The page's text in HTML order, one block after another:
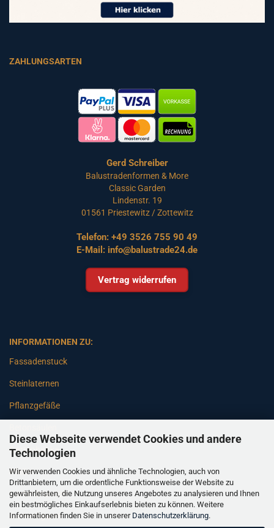
Diese Webseite verwendet Cookies und andere
Technologien
Wir verwenden Cookies und ähnliche Technologien, auch von
Drittanbietern, um die ordentliche Funktionsweise der Website zu
gewährleisten, die Nutzung unseres Angebotes zu analysieren und Ihnen
ein bestmögliches Einkaufserlebnis bieten zu können. Weitere
Informationen finden Sie in unserer Datenschutzerklärung.
ZAHLUNGSARTEN
Gerd Schreiber
Balustradenformen & More
Classic Garden
Lindenstr. 19
01561 Priestewitz / Zottewitz
Telefon: +49 3526 755 90 49
E-Mail: info@balustrade24.de
Vertrag widerrufen
INFORMATIONEN ZU:
Fassadenstuck
Steinlaternen
Pflanzgefäße
Gartenbänke
Pfeiler
Gartenbrunnen
Gartenfiguren